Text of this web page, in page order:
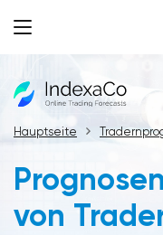
Hauptseite
von